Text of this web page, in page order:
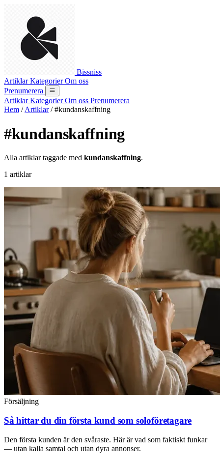
Bissniss
ArtiklarKategorierOm oss
Prenumerera
ArtiklarKategorierOm oss Prenumerera
Hem / Artiklar / #kundanskaffning
#kundanskaffning
Alla artiklar taggade med kundanskaffning.
1 artiklar
Försäljning
Så hittar du din första kund som soloföretagare
Den första kunden är den svåraste. Här är vad som faktiskt funkar
— utan kalla samtal och utan dyra annonser.